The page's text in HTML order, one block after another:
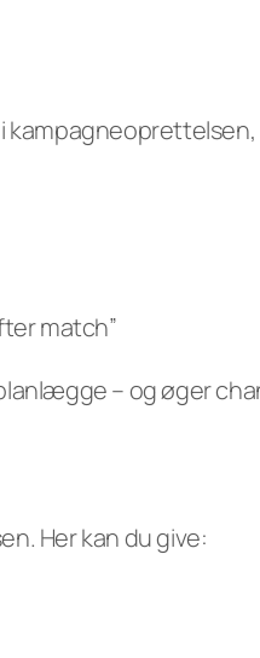
match”
– og øger
Her kan du give: